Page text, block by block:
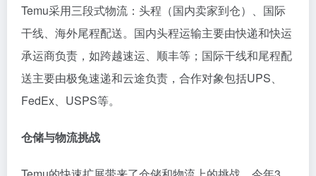
Temu采用三段式物流：头程（国内卖家到仓）、国际
干线、海外尾程配送。国内头程运输主要由快递和快运
承运商负责，如跨越速运、顺丰等；国际干线和尾程配
送主要由极兔速递和云途负责，合作对象包括UPS、
FedEx、USPS等。
仓储与物流挑战